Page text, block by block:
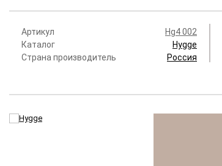
Артикул
Hg4 002
Каталог
Hygge
Страна производитель
Россия